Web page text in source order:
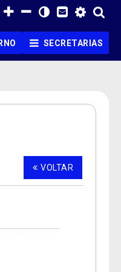
SECRETARIAS
VOLTAR